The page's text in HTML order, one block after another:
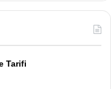
Tarifi